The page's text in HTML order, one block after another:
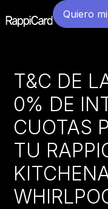
Quiero mi
T&C DE
0% DE
CUOTAS
TU